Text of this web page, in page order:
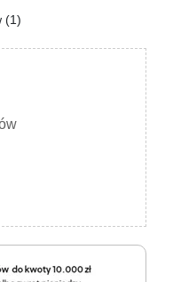
(1)